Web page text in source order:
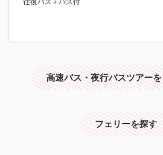
高速バス・夜行バスツアー
フェリーを探す